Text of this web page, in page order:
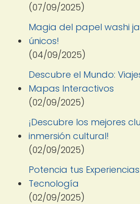
(07/09/2025)
Magia del papel washi
únicos!
(04/09/2025)
Descubre el Mundo:
Mapas Interactivos
(02/09/2025)
¡Descubre los mejores
inmersión cultural!
(02/09/2025)
Potencia tus
Tecnología
(02/09/2025)